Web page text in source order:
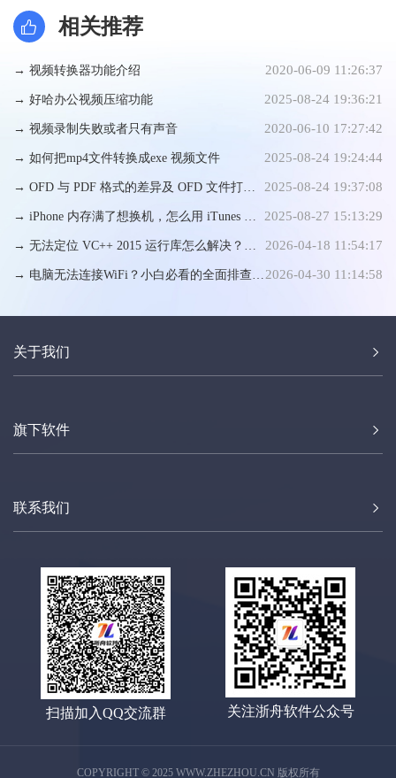
阅读器
相关推荐
→ 视频转换器功能介绍 2020-06-09 11:26:37
→ 好哈办公视频压缩功能 2025-08-24 19:36:21
→ 视频录制失败或者只有声音 2020-06-10 17:27:42
→ 如何把mp4文件转换成exe 视频文件 2025-08-24 19:24:44
→ OFD 与 PDF 格式的差异及 OFD 文件打开
方式
2025-08-24 19:37:08
→ iPhone 内存满了想换机，怎么用 iTunes 备
份数据才靠谱？
2025-08-27 15:13:29
→ 无法定位 VC++ 2015 运行库怎么解决？手
动修复步骤详解
2026-04-18 11:54:17
→ 电脑无法连接WiFi？小白必看的全面排查与2026-04-30 11:14:58
关于我们
旗下软件
联系我们
扫描加入QQ交流群 关注浙舟软件公众号
COPYRIGHT © 2025 WWW.ZHEZHOU.CN 版权所有